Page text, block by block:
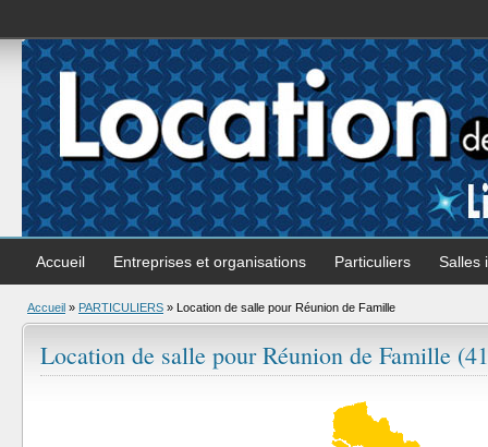
Accueil Entreprises et organisations Particuliers Salles
Accueil » PARTICULIERS » Location de salle pour Réunion de Famille
Location de salle pour Réunion de Famille